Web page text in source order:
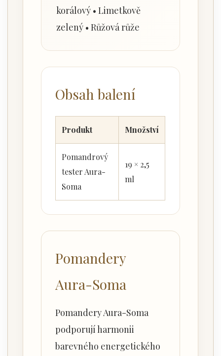
korálový • Limetkově
zelený • Růžová růže
Obsah balení
Produkt Množství
Pomandrový
tester Aura-
Soma
19 × 2,5
ml
Pomandery
Aura-Soma
Pomandery Aura-Soma
podporují harmonii
barevného energetického